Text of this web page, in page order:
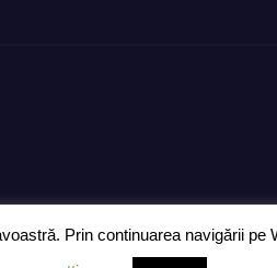
Ziarul
Prin continuarea navigării